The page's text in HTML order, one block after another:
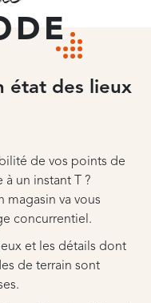
état des lieux
de vos points de
un instant T ?
magasin va vous
concurrentiel.
et les détails dont
de terrain sont